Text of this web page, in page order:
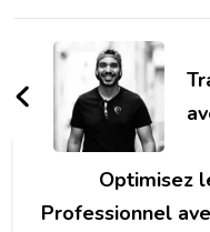
Navigation
d'article
Optimisez
Professionnel